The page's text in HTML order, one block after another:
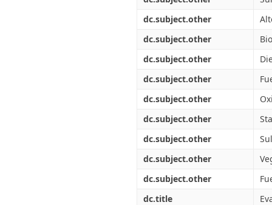
dc.subject.other
dc.subject.other
dc.subject.other
dc.subject.other
dc.subject.other
dc.subject.other
dc.subject.other
dc.subject.other
dc.subject.other
dc.title